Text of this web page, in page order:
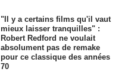
"Il y a certains films qu'il vaut
mieux laisser tranquilles" :
Robert Redford ne voulait
absolument pas de remake
pour ce classique des années
70